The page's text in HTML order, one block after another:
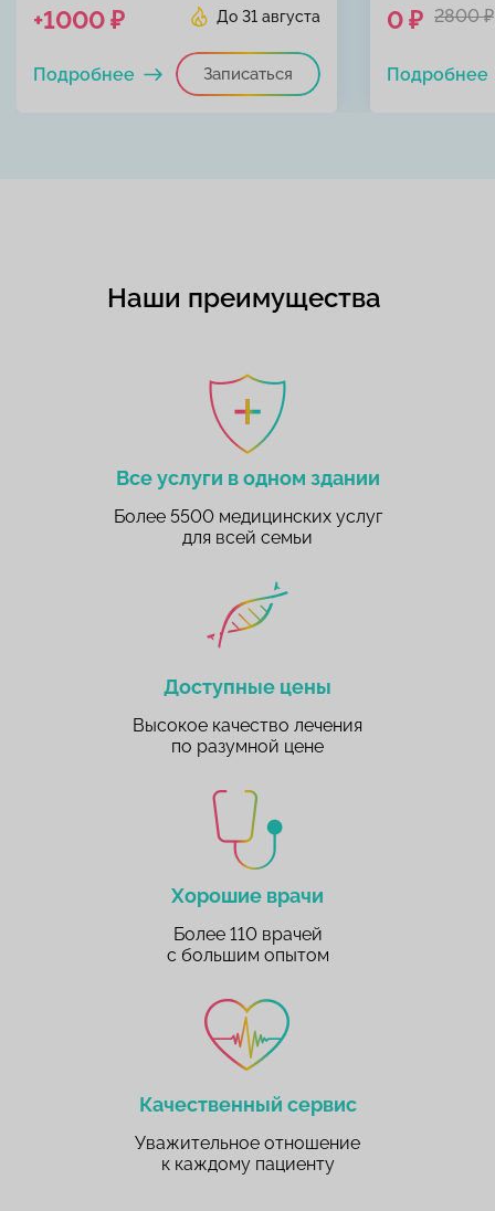
До 31 августа
+1000 ₽
Записаться
Подробнее
0 ₽ 2800 ₽
Подробнее
Наши преимущества
Все услуги в одном здании
Более 5500 медицинских услуг
для всей семьи
Доступные цены
Высокое качество лечения
по разумной цене
Хорошие врачи
Более 110 врачей
с большим опытом
Качественный сервис
Уважительное отношение
к каждому пациенту